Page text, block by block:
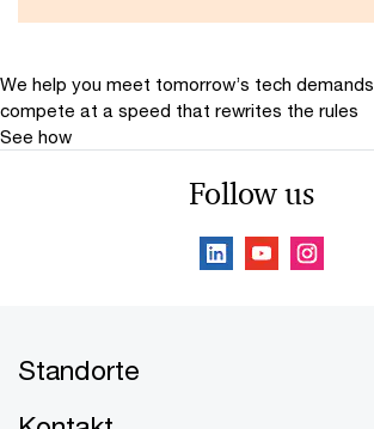
We help you meet tomorrow’s tech demands
compete at a speed that rewrites the rules
See how
Follow us
Standorte